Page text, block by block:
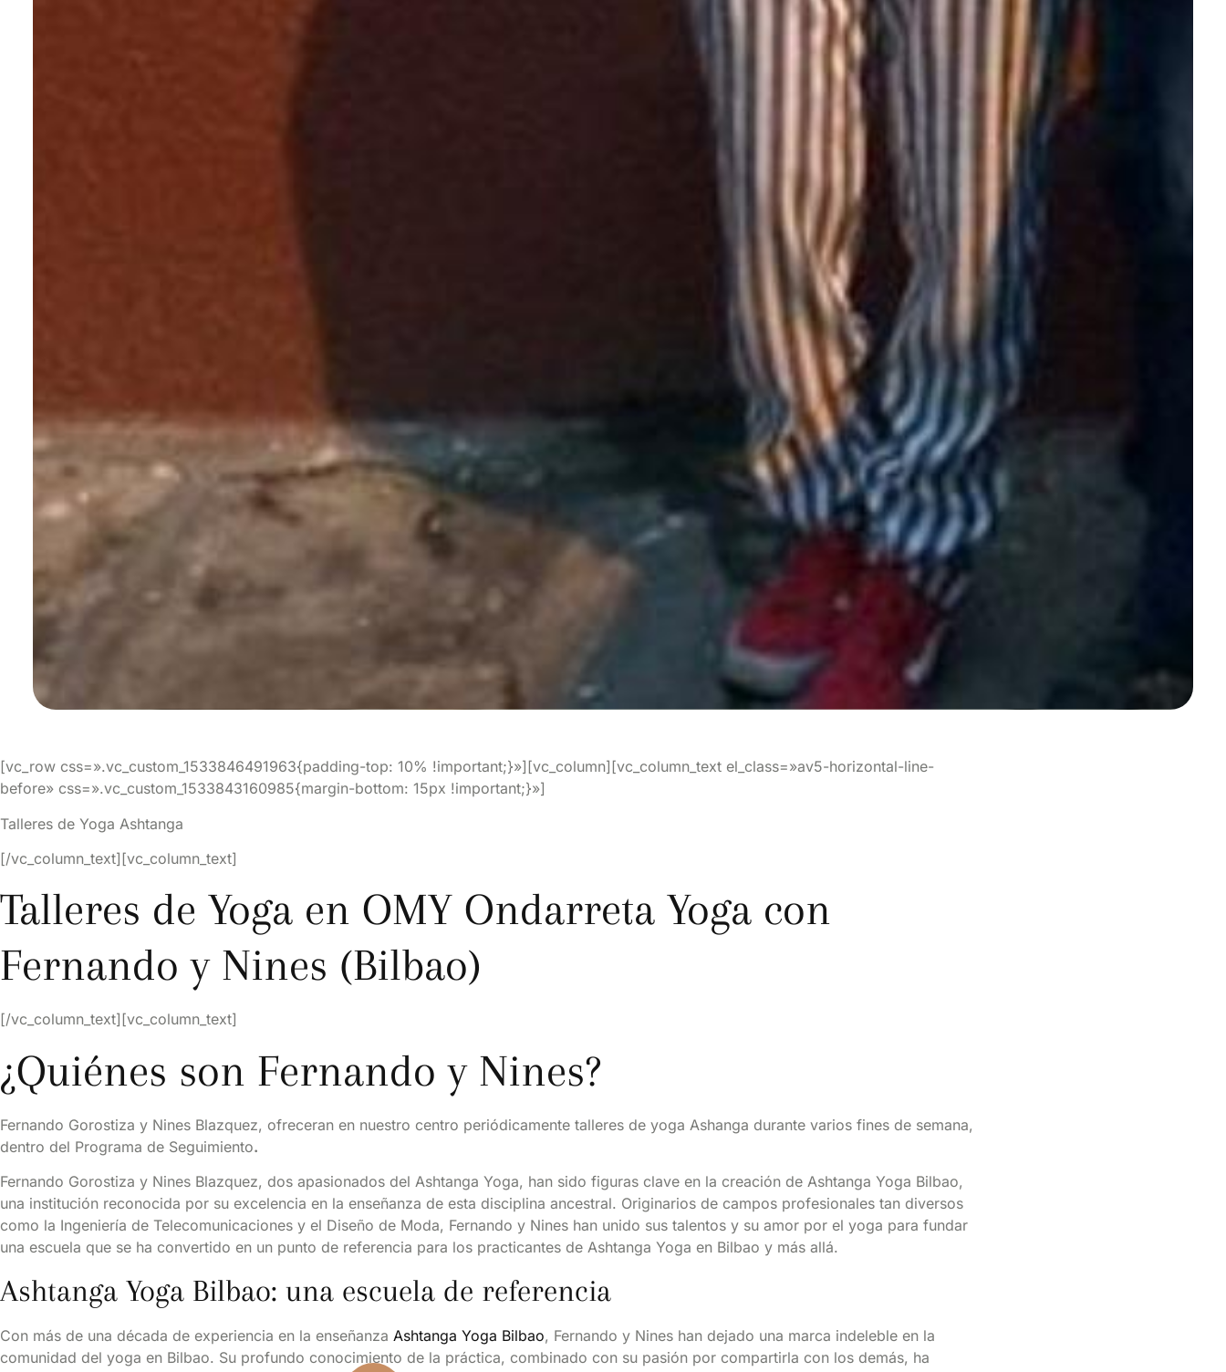
[vc_row css=».vc_custom_1533846491963{padding-top: 10% !important;}»][vc_column][vc_column_text el_class=»av5-horizontal-line-
before» css=».vc_custom_1533843160985{margin-bottom: 15px !important;}»]
Talleres de Yoga Ashtanga
[/vc_column_text][vc_column_text]
Talleres de Yoga en OMY Ondarreta Yoga con
Fernando y Nines (Bilbao)
[/vc_column_text][vc_column_text]
¿Quiénes son Fernando y Nines?
Fernando Gorostiza y Nines Blazquez, ofreceran en nuestro centro periódicamente talleres de yoga Ashanga durante varios fines de semana,
dentro del Programa de Seguimiento.
Fernando Gorostiza y Nines Blazquez, dos apasionados del Ashtanga Yoga, han sido figuras clave en la creación de Ashtanga Yoga Bilbao,
una institución reconocida por su excelencia en la enseñanza de esta disciplina ancestral. Originarios de campos profesionales tan diversos
como la Ingeniería de Telecomunicaciones y el Diseño de Moda, Fernando y Nines han unido sus talentos y su amor por el yoga para fundar
una escuela que se ha convertido en un punto de referencia para los practicantes de Ashtanga Yoga en Bilbao y más allá.
Ashtanga Yoga Bilbao: una escuela de referencia
Con más de una década de experiencia en la enseñanza Ashtanga Yoga Bilbao, Fernando y Nines han dejado una marca indeleble en la
comunidad del yoga en Bilbao. Su profundo conocimiento de la práctica, combinado con su pasión por compartirla con los demás, ha